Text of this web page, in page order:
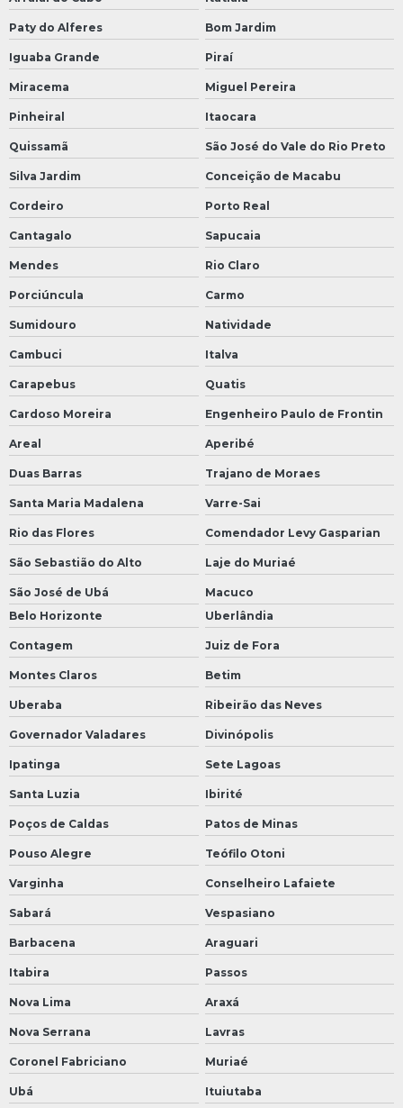
Paty do Alferes Bom Jardim
Iguaba Grande Piraí
Miracema Miguel Pereira
Pinheiral Itaocara
Quissamã São José do Vale do Rio Preto
Silva Jardim Conceição de Macabu
Cordeiro Porto Real
Cantagalo Sapucaia
Mendes Rio Claro
Porciúncula Carmo
Sumidouro Natividade
Cambuci Italva
Carapebus Quatis
Cardoso Moreira Engenheiro Paulo de Frontin
Areal Aperibé
Duas Barras Trajano de Moraes
Santa Maria Madalena Varre-Sai
Rio das Flores Comendador Levy Gasparian
São Sebastião do Alto Laje do Muriaé
São José de Ubá
Macuco
Belo Horizonte
Uberlândia
Contagem Juiz de Fora
Montes Claros Betim
Uberaba Ribeirão das Neves
Governador Valadares Divinópolis
Ipatinga Sete Lagoas
Santa Luzia Ibirité
Poços de Caldas Patos de Minas
Pouso Alegre Teófilo Otoni
Varginha Conselheiro Lafaiete
Sabará Vespasiano
Barbacena Araguari
Itabira Passos
Nova Lima Araxá
Nova Serrana Lavras
Coronel Fabriciano Muriaé
Ubá Ituiutaba